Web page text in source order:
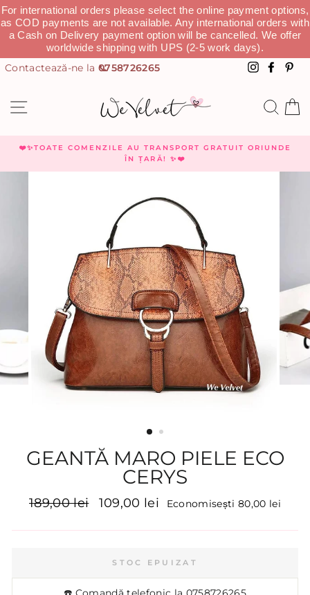
For international orders please select the online payment options,
as COD payments are not available. Any international orders with
a Cash on Delivery payment option will be cancelled. We offer
worldwide shipping with UPS (2-5 work days).
0758726265
NAVIGHEAZĂ
❤️✨TOATE COMENZILE AU TRANSPORT GRATUIT ORIUNDE
ÎN ȚARĂ! ✨❤️
GEANTĂ MARO PIELE ECO
CERYS
Preț
189,00 lei
Preț
109,00 lei Economisești 80,00 lei
STOC EPUIZAT